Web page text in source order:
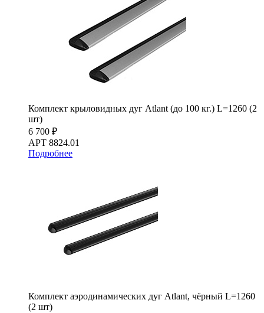
Комплект крыловидных дуг Atlant (до 100 кг.) L=1260 (2
шт)
6 700 ₽
АРТ 8824.01
Подробнее
Комплект аэродинамических дуг Atlant, чёрный L=1260
(2 шт)